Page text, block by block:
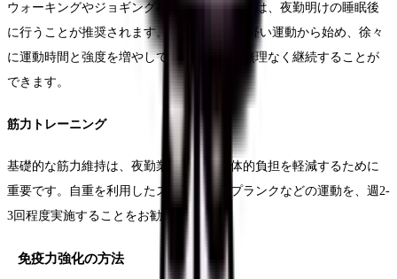
ウォーキングやジョギングなどの有酸素運動は、夜勤明けの睡眠後
に行うことが推奨されます。20-30分程度の軽い運動から始め、徐々
に運動時間と強度を増やしていくことで、無理なく継続することが
できます。
筋力トレーニング
基礎的な筋力維持は、夜勤業務による身体的負担を軽減するために
重要です。自重を利用したスクワットやプランクなどの運動を、週2-
3回程度実施することをお勧めします。
免疫力強化の方法